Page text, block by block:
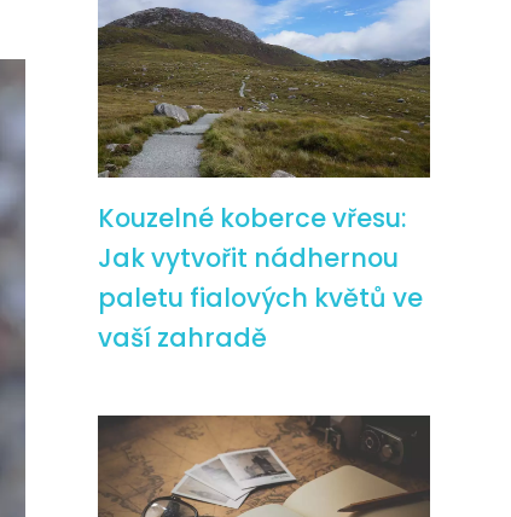
Kouzelné koberce vřesu:
Jak vytvořit nádhernou
paletu fialových květů ve
vaší zahradě